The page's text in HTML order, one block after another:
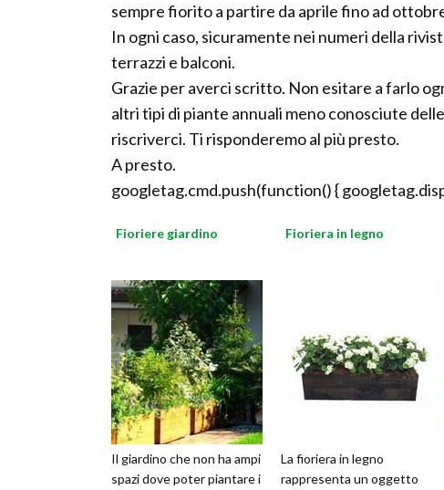
sempre fiorito a partire da aprile fino ad
In ogni caso, sicuramente nei numeri della
terrazzi e balconi.
Grazie per averci scritto. Non esitare a farlo
altri tipi di piante annuali meno conosciute
riscriverci. Ti risponderemo al più presto.
A presto.
googletag.cmd.push(function() {
Fioriere giardino
Il giardino che non ha ampi
spazi dove poter piantare i
Fioriera in legno
La fioriera in legno
rappresenta un oggetto